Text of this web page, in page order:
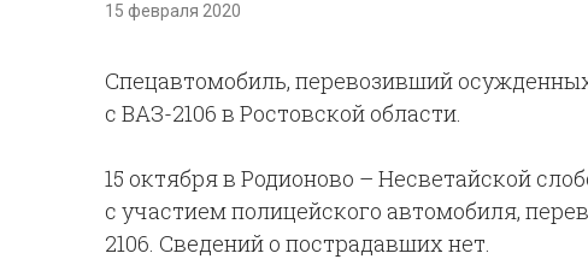
15 февраля 2020
Спецавтомобиль, перевозивший
с ВАЗ-2106 в Ростовской области.
15 октября в Родионово – Несветайской
с участием полицейского автомобиля,
2106. Сведений о пострадавших нет.